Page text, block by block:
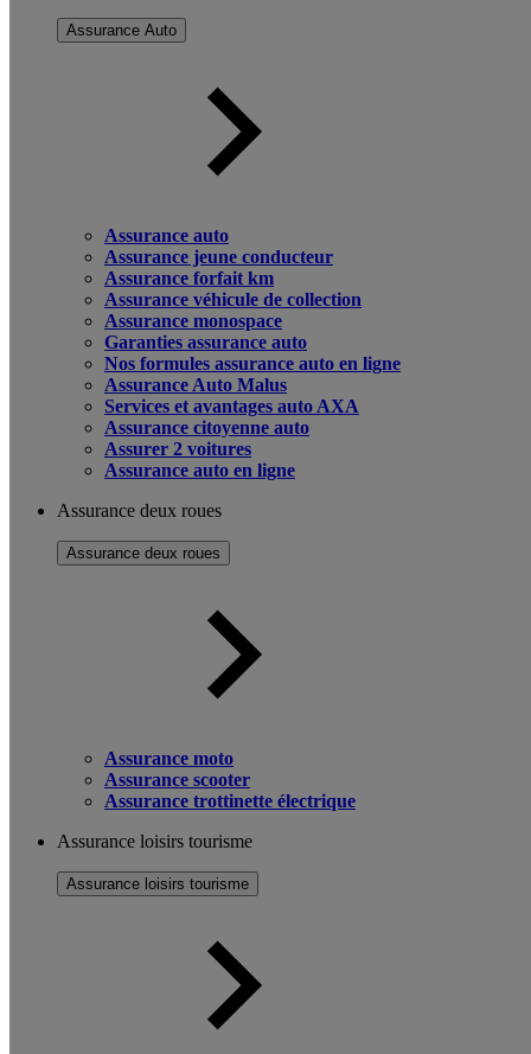
Assurance Auto
Assurance auto
Assurance jeune conducteur
Assurance forfait km
Assurance véhicule de collection
Assurance monospace
Garanties assurance auto
Nos formules assurance auto en ligne
Assurance Auto Malus
Services et avantages auto AXA
Assurance citoyenne auto
Assurer 2 voitures
Assurance auto en ligne
Assurance deux roues
Assurance deux roues
Assurance moto
Assurance scooter
Assurance trottinette électrique
Assurance loisirs tourisme
Assurance loisirs tourisme